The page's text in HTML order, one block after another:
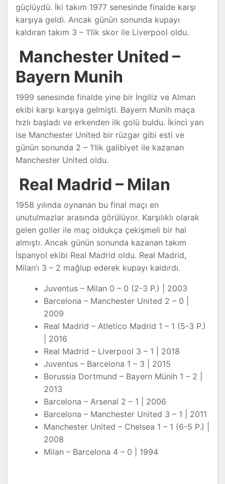
güçlüydü. İki takım 1977 senesinde finalde karşı
karşıya geldi. Ancak günün sonunda kupayı
kaldıran takım 3 – 1’lik skor ile Liverpool oldu.
Manchester United –
Bayern Munih
1999 senesinde finalde yine bir İngiliz ve Alman
ekibi karşı karşıya gelmişti. Bayern Munih maça
hızlı başladı ve erkenden ilk golü buldu. İkinci yarı
ise Manchester United bir rüzgar gibi esti ve
günün sonunda 2 – 1’lik galibiyet ile kazanan
Manchester United oldu.
Real Madrid – Milan
1958 yılında oynanan bu final maçı en
unutulmazlar arasında görülüyor. Karşılıklı olarak
gelen goller ile maç oldukça çekişmeli bir hal
almıştı. Ancak günün sonunda kazanan takım
İspanyol ekibi Real Madrid oldu. Real Madrid,
Milan’ı 3 – 2 mağlup ederek kupayı kaldırdı.
Juventus – Milan 0 – 0 (2-3 P.) | 2003
Barcelona – Manchester United 2 – 0 |
2009
Real Madrid – Atletico Madrid 1 – 1 (5-3 P.)
| 2016
Real Madrid – Liverpool 3 – 1 | 2018
Juventus – Barcelona 1 – 3 | 2015
Borussia Dortmund – Bayern Münih 1 – 2 |
2013
Barcelona – Arsenal 2 – 1 | 2006
Barcelona – Manchester United 3 – 1 | 2011
Manchester United – Chelsea 1 – 1 (6-5 P.) |
2008
Milan – Barcelona 4 – 0 | 1994